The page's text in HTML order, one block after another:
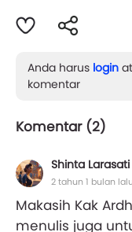
Anda harus login
komentar
Komentar (2)
Shinta
2 tahun 1 bulan lalu
Makasih Kak
menulis juga